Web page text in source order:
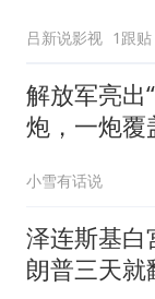
吕新说影视 1跟贴
解放军亮出
炮，一炮覆
小雪有话说
泽连斯基白
朗普三天就